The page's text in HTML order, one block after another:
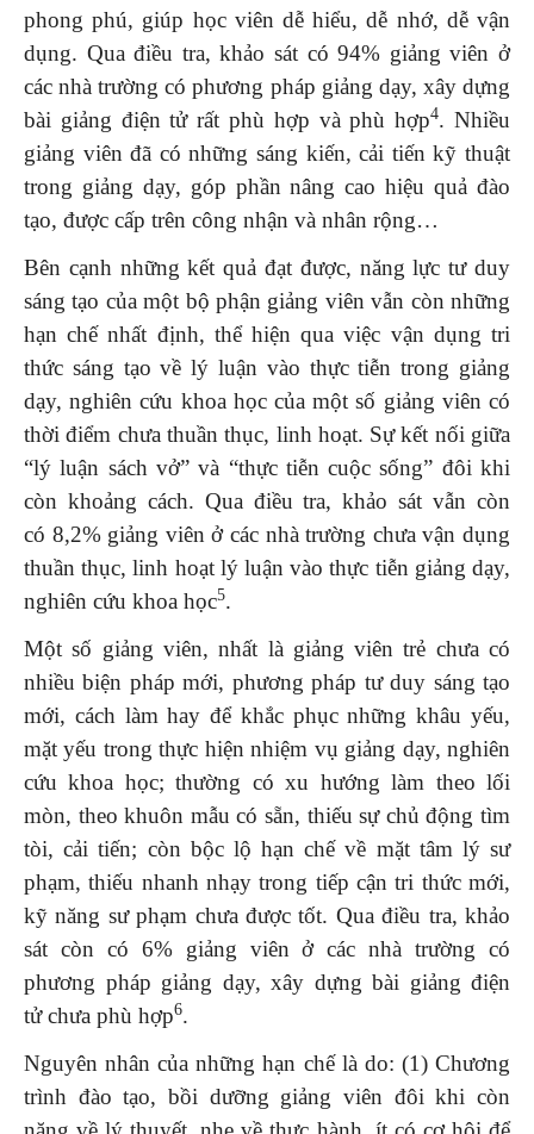
phong phú, giúp học viên dễ hiểu, dễ nhớ, dễ vận
dụng. Qua điều tra, khảo sát có 94% giảng viên ở
các nhà trường có phương pháp giảng dạy, xây dựng
bài giảng điện tử rất phù hợp và phù hợp4. Nhiều
giảng viên đã có những sáng kiến, cải tiến kỹ thuật
trong giảng dạy, góp phần nâng cao hiệu quả đào
tạo, được cấp trên công nhận và nhân rộng…
Bên cạnh những kết quả đạt được, năng lực tư duy
sáng tạo của một bộ phận giảng viên vẫn còn những
hạn chế nhất định, thể hiện qua việc vận dụng tri
thức sáng tạo về lý luận vào thực tiễn trong giảng
dạy, nghiên cứu khoa học của một số giảng viên có
thời điểm chưa thuần thục, linh hoạt. Sự kết nối giữa
“lý luận sách vở” và “thực tiễn cuộc sống” đôi khi
còn khoảng cách. Qua điều tra, khảo sát vẫn còn
có 8,2% giảng viên ở các nhà trường chưa vận dụng
thuần thục, linh hoạt lý luận vào thực tiễn giảng dạy,
nghiên cứu khoa học5.
Một số giảng viên, nhất là giảng viên trẻ chưa có
nhiều biện pháp mới, phương pháp tư duy sáng tạo
mới, cách làm hay để khắc phục những khâu yếu,
mặt yếu trong thực hiện nhiệm vụ giảng dạy, nghiên
cứu khoa học; thường có xu hướng làm theo lối
mòn, theo khuôn mẫu có sẵn, thiếu sự chủ động tìm
tòi, cải tiến; còn bộc lộ hạn chế về mặt tâm lý sư
phạm, thiếu nhanh nhạy trong tiếp cận tri thức mới,
kỹ năng sư phạm chưa được tốt. Qua điều tra, khảo
sát còn có 6% giảng viên ở các nhà trường có
phương pháp giảng dạy, xây dựng bài giảng điện
tử chưa phù hợp6.
Nguyên nhân của những hạn chế là do: (1) Chương
trình đào tạo, bồi dưỡng giảng viên đôi khi còn